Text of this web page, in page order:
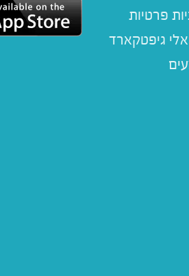
פרטיות
גיפטקארד